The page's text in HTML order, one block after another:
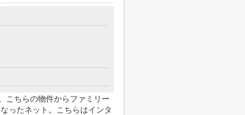
こちらの物件からファミリー
ったネット。こちらはインタ